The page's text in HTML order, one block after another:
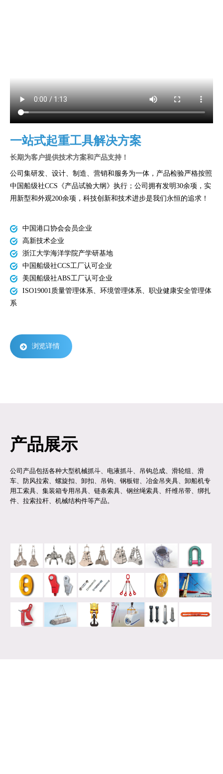
一站式起重工具解决方案
长期为客户提供技术方案和产品支持！
公司集研发、设计、制造、营销和服务为一体，产品检验严格按照
中国船级社CCS《产品试验大纲》执行；公司拥有发明30余项，实
用新型和外观200余项，科技创新和技术进步是我们永恒的追求！
中国港口协会会员企业
高新技术企业
浙江大学海洋学院产学研基地
中国船级社CCS工厂认可企业
美国船级社ABS工厂认可企业
ISO19001质量管理体系、环境管理体系、职业健康安全管理体
系
浏览详情
产品展示
公司产品包括各种大型机械抓斗、电液抓斗、吊钩总成、滑轮组、滑
车、防风拉索、螺旋扣、卸扣、吊钩、钢板钳、冶金吊夹具、卸船机专
用工索具、集装箱专用吊具、链条索具、钢丝绳索具、纤维吊带、绑扎
件、拉索拉杆、机械结构件等产品。